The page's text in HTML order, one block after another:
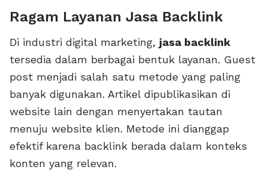
Ragam Layanan Jasa Backlink
Di industri digital marketing, jasa backlink
tersedia dalam berbagai bentuk layanan. Guest
post menjadi salah satu metode yang paling
banyak digunakan. Artikel dipublikasikan di
website lain dengan menyertakan tautan
menuju website klien. Metode ini dianggap
efektif karena backlink berada dalam konteks
konten yang relevan.